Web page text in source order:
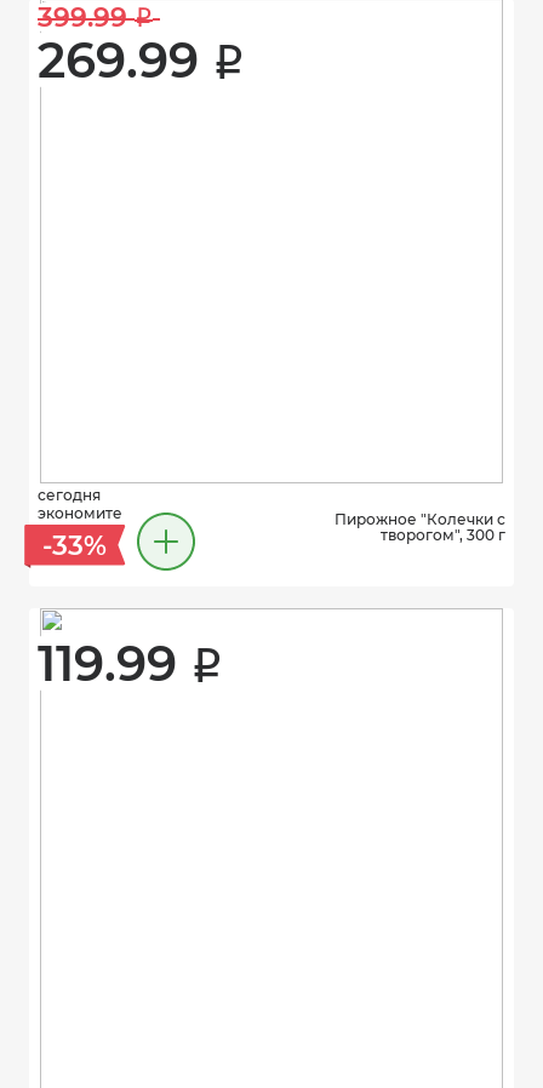
399.99 i
269.99 i
сегодня
экономите
-33%
Пирожное "Колечки с
творогом", 300 г
119.99 i